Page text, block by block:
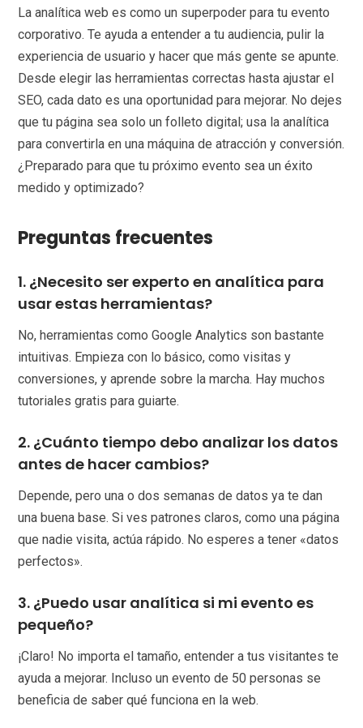
La analítica web es como un superpoder para tu evento
corporativo. Te ayuda a entender a tu audiencia, pulir la
experiencia de usuario y hacer que más gente se apunte.
Desde elegir las herramientas correctas hasta ajustar el
SEO, cada dato es una oportunidad para mejorar. No dejes
que tu página sea solo un folleto digital; usa la analítica
para convertirla en una máquina de atracción y conversión.
¿Preparado para que tu próximo evento sea un éxito
medido y optimizado?
Preguntas frecuentes
1. ¿Necesito ser experto en analítica para
usar estas herramientas?
No, herramientas como Google Analytics son bastante
intuitivas. Empieza con lo básico, como visitas y
conversiones, y aprende sobre la marcha. Hay muchos
tutoriales gratis para guiarte.
2. ¿Cuánto tiempo debo analizar los datos
antes de hacer cambios?
Depende, pero una o dos semanas de datos ya te dan
una buena base. Si ves patrones claros, como una página
que nadie visita, actúa rápido. No esperes a tener «datos
perfectos».
3. ¿Puedo usar analítica si mi evento es
pequeño?
¡Claro! No importa el tamaño, entender a tus visitantes te
ayuda a mejorar. Incluso un evento de 50 personas se
beneficia de saber qué funciona en la web.